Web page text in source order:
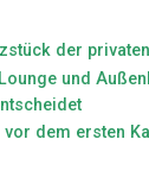
der
und
vor dem ersten